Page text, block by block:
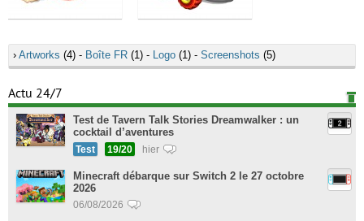
› Artworks (4) - Boîte FR (1) - Logo (1) - Screenshots (5)
Actu 24/7
Test de Tavern Talk Stories Dreamwalker : un
cocktail d’aventures
Test 19/20 hier
Minecraft débarque sur Switch 2 le 27 octobre
2026
06/08/2026